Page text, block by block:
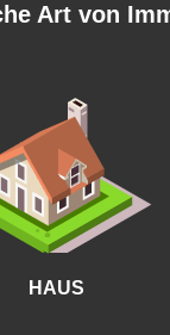
Art von
HAUS